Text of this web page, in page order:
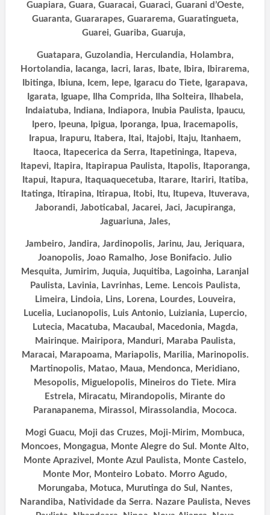
Guapiara, Guara, Guaracai, Guaraci, Guarani d’Oeste,
Guaranta, Guararapes, Guararema, Guaratingueta,
Guarei, Guariba, Guaruja,
Guatapara, Guzolandia, Herculandia, Holambra,
Hortolandia, Iacanga, Iacri, Iaras, Ibate, Ibira, Ibirarema,
Ibitinga, Ibiuna, Icem, Iepe, Igaracu do Tiete, Igarapava,
Igarata, Iguape, Ilha Comprida, Ilha Solteira, Ilhabela,
Indaiatuba, Indiana, Indiapora, Inubia Paulista, Ipaucu,
Ipero, Ipeuna, Ipigua, Iporanga, Ipua, Iracemapolis,
Irapua, Irapuru, Itabera, Itai, Itajobi, Itaju, Itanhaem,
Itaoca, Itapecerica da Serra, Itapetininga, Itapeva,
Itapevi, Itapira, Itapirapua Paulista, Itapolis, Itaporanga,
Itapui, Itapura, Itaquaquecetuba, Itarare, Itariri, Itatiba,
Itatinga, Itirapina, Itirapua, Itobi, Itu, Itupeva, Ituverava,
Jaborandi, Jaboticabal, Jacarei, Jaci, Jacupiranga,
Jaguariuna, Jales,
Jambeiro, Jandira, Jardinopolis, Jarinu, Jau, Jeriquara,
Joanopolis, Joao Ramalho, Jose Bonifacio. Julio
Mesquita, Jumirim, Juquia, Juquitiba, Lagoinha, Laranjal
Paulista, Lavinia, Lavrinhas, Leme. Lencois Paulista,
Limeira, Lindoia, Lins, Lorena, Lourdes, Louveira,
Lucelia, Lucianopolis, Luis Antonio, Luiziania, Lupercio,
Lutecia, Macatuba, Macaubal, Macedonia, Magda,
Mairinque. Mairipora, Manduri, Maraba Paulista,
Maracai, Marapoama, Mariapolis, Marilia, Marinopolis.
Martinopolis, Matao, Maua, Mendonca, Meridiano,
Mesopolis, Miguelopolis, Mineiros do Tiete. Mira
Estrela, Miracatu, Mirandopolis, Mirante do
Paranapanema, Mirassol, Mirassolandia, Mococa.
Mogi Guacu, Moji das Cruzes, Moji-Mirim, Mombuca,
Moncoes, Mongagua, Monte Alegre do Sul. Monte Alto,
Monte Aprazivel, Monte Azul Paulista, Monte Castelo,
Monte Mor, Monteiro Lobato. Morro Agudo,
Morungaba, Motuca, Murutinga do Sul, Nantes,
Narandiba, Natividade da Serra. Nazare Paulista, Neves